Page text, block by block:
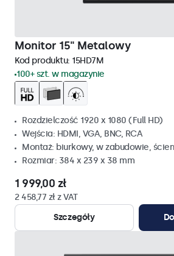
Monitor 15" Metalowy
Kod produktu: 15HD7M
100+ szt. w magazynie
Rozdzielczość 1920 x 1080 (Full HD)
Wejścia: HDMI, VGA, BNC, RCA
Montaż: biurkowy, w zabudowie,
Rozmiar: 384 x 239 x 38 mm
1 999,00 zł
2 458,77 zł z VAT
Szczegóły